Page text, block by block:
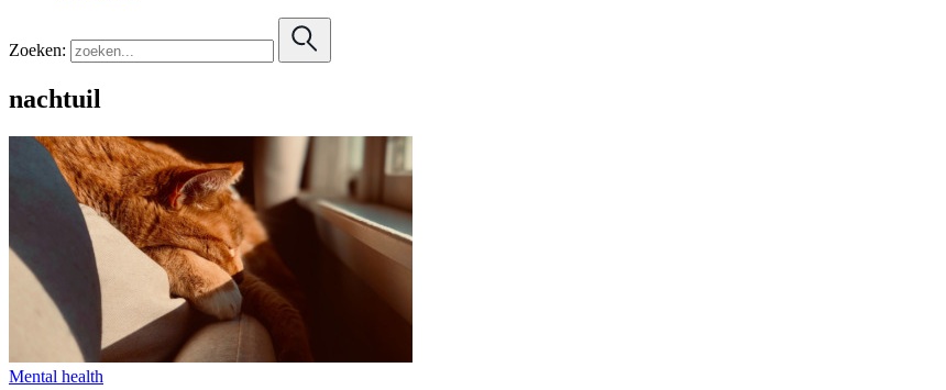
Zoeken:
nachtuil
Mental health